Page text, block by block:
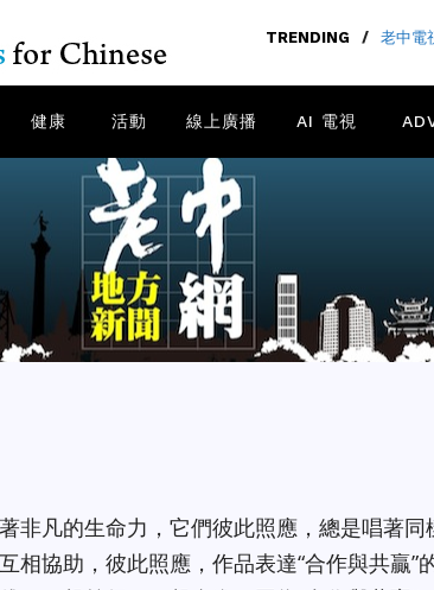
TRENDING / 老中電
健康 活動 線上廣播 AI 電視
非凡的生命力，它們彼此照應，總是唱著同
相協助，彼此照應，作品表達“合作與共贏”